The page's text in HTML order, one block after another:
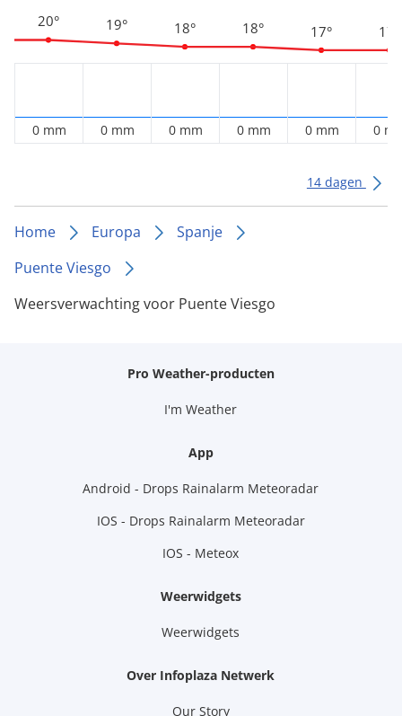
20°
0 mm
19°
0 mm
18°
0 mm
18°
0 mm
17°
0 mm
17°
0
14 dagen
Home Europa
Spanje
Puente Viesgo
Weersverwachting voor Puente Viesgo
Pro Weather-producten
I'm Weather
App
Android - Drops Rainalarm Meteoradar
IOS - Drops Rainalarm Meteoradar
IOS - Meteox
Weerwidgets
Weerwidgets
Over Infoplaza Netwerk
Our Story